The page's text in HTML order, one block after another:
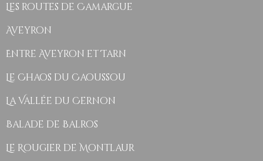
Les routes de Camargue
Aveyron
Entre Aveyron et Tarn
Le Chaos du Caoussou
La Vallée du Cernon
Balade de Balros
Le Rougier de Montlaur